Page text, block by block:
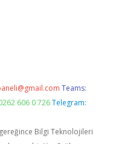
Teams:
606 0 726 Telegram:
gereğince Bilgi Teknolojileri